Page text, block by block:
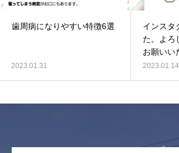
歯周病になりやすい特徴6選
2023.01.31
インスタ
た。よろ
お願いい
2023.01.14